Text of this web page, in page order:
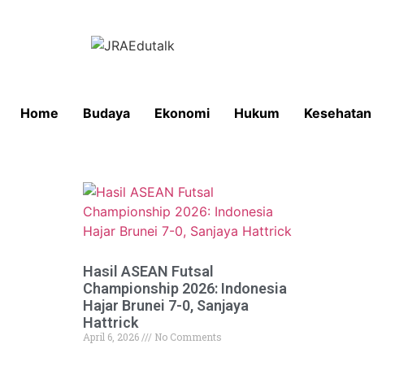
Home Budaya Ekonomi Hukum Kesehatan
Hasil ASEAN Futsal
Championship 2026: Indonesia
Hajar Brunei 7-0, Sanjaya
Hattrick
April 6, 2026 No Comments